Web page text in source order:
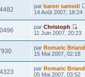
parbaron samedi
14 Août 2007, 18:24
parChristoph
11 Juin 2007, 20:23
parRomaric Briand
15 Mai 2007, 02:18
parRomaric Briand
05 Mai 2007, 03:52